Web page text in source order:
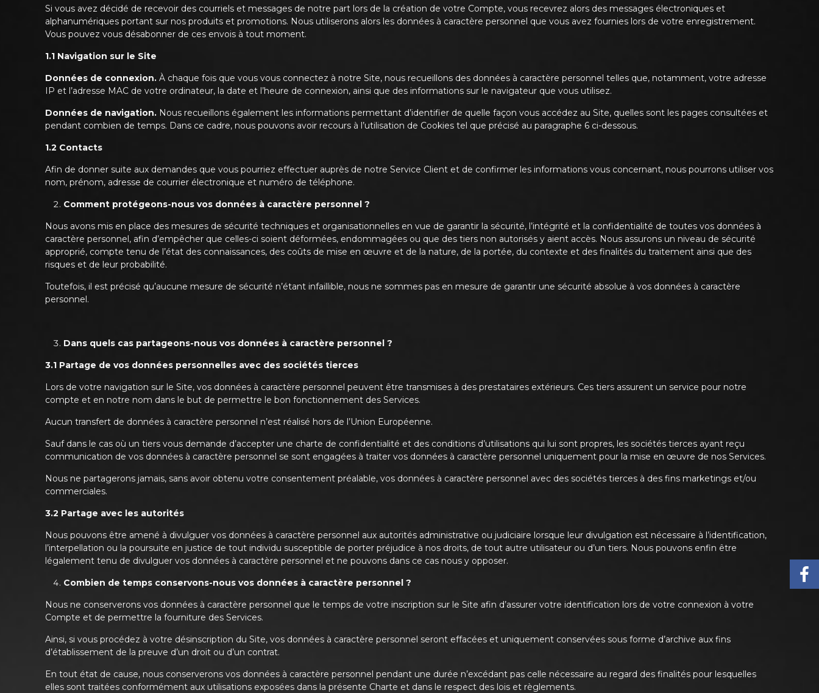
Si vous avez décidé de recevoir des courriels et messages de notre part lors de la création de votre Compte, vous recevrez alors des messages électroniques et
alphanumériques portant sur nos produits et promotions. Nous utiliserons alors les données à caractère personnel que vous avez fournies lors de votre enregistrement.
Vous pouvez vous désabonner de ces envois à tout moment.
1.1 Navigation sur le Site
Données de connexion.À chaque fois que vous vous connectez à notre Site, nous recueillons des données à caractère personnel telles que, notamment, votre adresse
IP et l’adresse MAC de votre ordinateur, la date et l’heure de connexion, ainsi que des informations sur le navigateur que vous utilisez.
Données de navigation. Nous recueillons également les informations permettant d’identifier de quelle façon vous accédez au Site, quelles sont les pages consultées et
pendant combien de temps. Dans ce cadre, nous pouvons avoir recours à l’utilisation de Cookies tel que précisé au paragraphe 6 ci-dessous.
1.2 Contacts
Afin de donner suite aux demandes que vous pourriez effectuer auprès de notre Service Client et de confirmer les informations vous concernant, nous pourrons utiliser vos
nom, prénom, adresse de courrier électronique et numéro de téléphone.
Comment protégeons-nous vos données à caractère personnel ?
Nous avons mis en place des mesures de sécurité techniques et organisationnelles en vue de garantir la sécurité, l’intégrité et la confidentialité de toutes vos données à
caractère personnel, afin d’empêcher que celles-ci soient déformées, endommagées ou que des tiers non autorisés y aient accès. Nous assurons un niveau de sécurité
approprié, compte tenu de l’état des connaissances, des coûts de mise en œuvre et de la nature, de la portée, du contexte et des finalités du traitement ainsi que des
risques et de leur probabilité.
Toutefois, il est précisé qu’aucune mesure de sécurité n’étant infaillible, nous ne sommes pas en mesure de garantir une sécurité absolue à vos données à caractère
personnel.
Dans quels cas partageons-nous vos données à caractère personnel ?
3.1 Partage de vos données personnelles avec des sociétés tierces
Lors de votre navigation sur le Site, vos données à caractère personnel peuvent être transmises à des prestataires extérieurs. Ces tiers assurent un service pour notre
compte et en notre nom dans le but de permettre le bon fonctionnement des Services.
Aucun transfert de données à caractère personnel n’est réalisé hors de l’Union Européenne.
Sauf dans le cas où un tiers vous demande d’accepter une charte de confidentialité et des conditions d’utilisations qui lui sont propres, les sociétés tierces ayant reçu
communication de vos données à caractère personnel se sont engagées à traiter vos données à caractère personnel uniquement pour la mise en œuvre de nos Services.
Nous ne partagerons jamais, sans avoir obtenu votre consentement préalable, vos données à caractère personnel avec des sociétés tierces à des fins marketings et/ou
commerciales.
3.2 Partage avec les autorités
Nous pouvons être amené à divulguer vos données à caractère personnel aux autorités administrative ou judiciaire lorsque leur divulgation est nécessaire à l’identification,
l’interpellation ou la poursuite en justice de tout individu susceptible de porter préjudice à nos droits, de tout autre utilisateur ou d’un tiers. Nous pouvons enfin être
légalement tenu de divulguer vos données à caractère personnel et ne pouvons dans ce cas nous y opposer.
Combien de temps conservons-nous vos données à caractère personnel ?
Nous ne conserverons vos données à caractère personnel que le temps de votre inscription sur le Site afin d’assurer votre identification lors de votre connexion à votre
Compte et de permettre la fourniture des Services.
Ainsi, si vous procédez à votre désinscription du Site, vos données à caractère personnel seront effacées et uniquement conservées sous forme d’archive aux fins
d’établissement de la preuve d’un droit ou d’un contrat.
En tout état de cause, nous conserverons vos données à caractère personnel pendant une durée n’excédant pas celle nécessaire au regard des finalités pour lesquelles
elles sont traitées conformément aux utilisations exposées dans la présente Charte et dans le respect des lois et règlements.